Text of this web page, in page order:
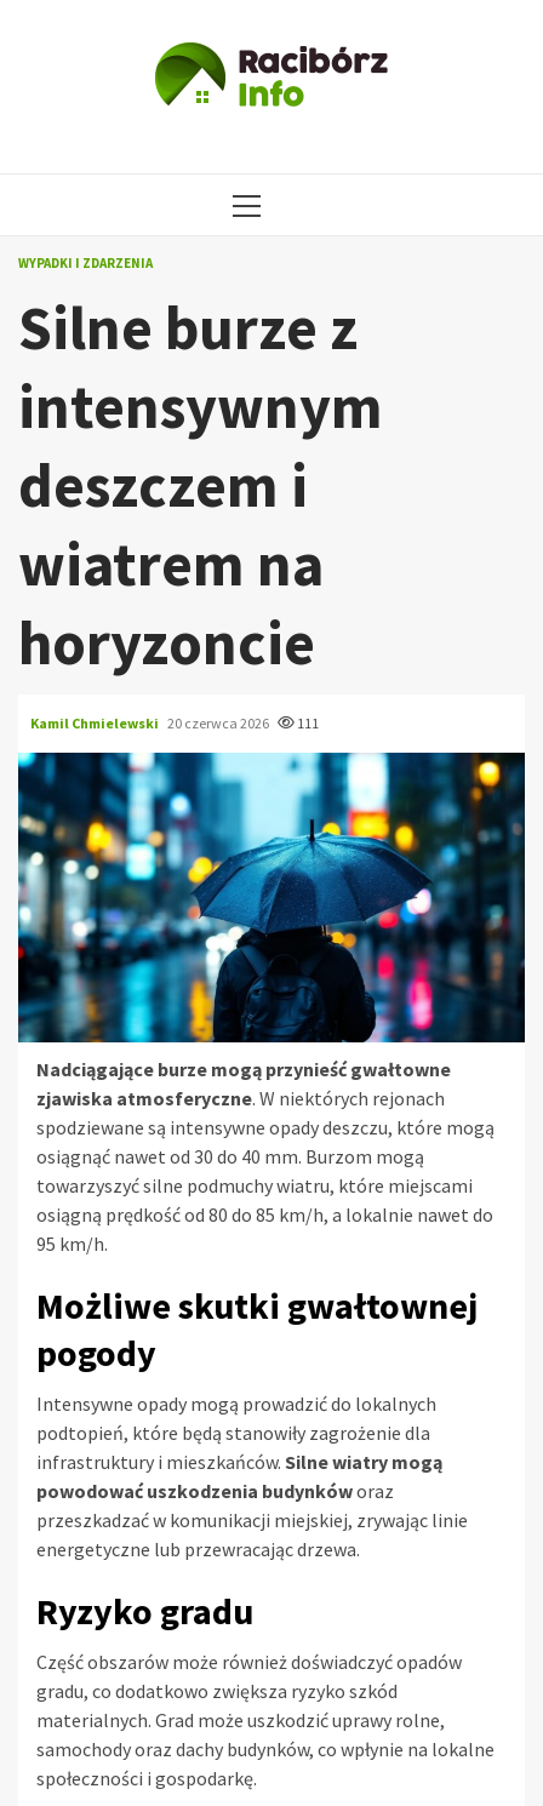
MENU
WYPADKI I ZDARZENIA
Silne burze z
intensywnym
deszczem i
wiatrem na
horyzoncie
Kamil Chmielewski 20 czerwca 2026 111
Nadciągające burze mogą przynieść gwałtowne
zjawiska atmosferyczne. W niektórych rejonach
spodziewane są intensywne opady deszczu, które mogą
osiągnąć nawet od 30 do 40 mm. Burzom mogą
towarzyszyć silne podmuchy wiatru, które miejscami
osiągną prędkość od 80 do 85 km/h, a lokalnie nawet do
95 km/h.
Możliwe skutki gwałtownej
pogody
Intensywne opady mogą prowadzić do lokalnych
podtopień, które będą stanowiły zagrożenie dla
infrastruktury i mieszkańców. Silne wiatry mogą
powodować uszkodzenia budynkóworaz
przeszkadzać w komunikacji miejskiej, zrywając linie
energetyczne lub przewracając drzewa.
Ryzyko gradu
Część obszarów może również doświadczyć opadów
gradu, co dodatkowo zwiększa ryzyko szkód
materialnych. Grad może uszkodzić uprawy rolne,
samochody oraz dachy budynków, co wpłynie na lokalne
społeczności i gospodarkę.